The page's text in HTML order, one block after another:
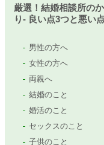
厳選！結婚相談所のか
り- 良い点3つと悪い
男性の方へ
女性の方へ
両親へ
結婚のこと
婚活のこと
セックスのこと
子供のこと